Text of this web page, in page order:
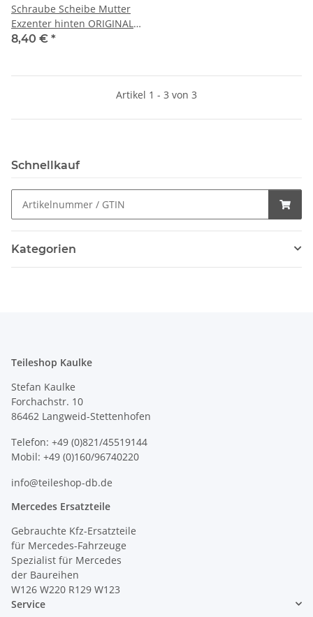
Schraube Scheibe Mutter
Exzenter hinten ORIGINAL
Mercedes 1403501170
8,40 € *
Artikel 1 - 3 von 3
Schnellkauf
Kategorien
Teileshop Kaulke
Stefan Kaulke
Forchachstr. 10
86462 Langweid-Stettenhofen
Telefon: +49 (0)821/45519144
Mobil: +49 (0)160/96740220
info@teileshop-db.de
Mercedes Ersatzteile
Gebrauchte Kfz-Ersatzteile
für Mercedes-Fahrzeuge
Spezialist für Mercedes
der Baureihen
W126 W220 R129 W123
Service